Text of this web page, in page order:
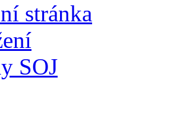
stránka
SOJ